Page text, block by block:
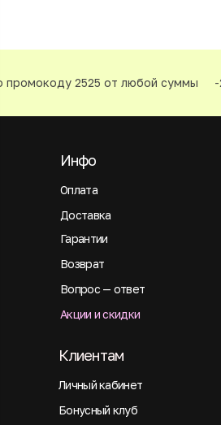
2525 от любой суммы -
Оплата
Инфо
Доставка
Гарантии
Возврат
Вопрос — ответ
Акции и скидки
Личный кабинет
Клиентам
Бонусный клуб